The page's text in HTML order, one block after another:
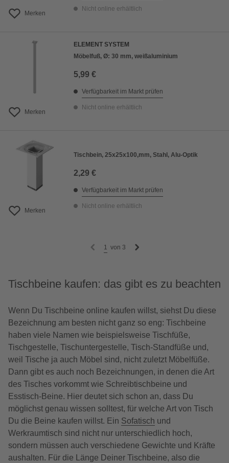
Merken
Nicht online erhältlich
Merken
ELEMENT SYSTEM
Möbelfuß, Ø: 30 mm, weißaluminium
5,99 €
Verfügbarkeit im Markt prüfen
Nicht online erhältlich
Merken
Tischbein, 25x25x100,mm, Stahl, Alu-Optik
2,29 €
Verfügbarkeit im Markt prüfen
Nicht online erhältlich
1 von 3
Tischbeine kaufen: das gibt es zu beachten
Wenn Du Tischbeine online kaufen willst, siehst Du diese
Bezeichnung am besten nicht ganz so eng: Tischbeine
haben viele Namen wie beispielsweise Tischfüße,
Tischgestelle, Tischuntergestelle, Tisch-Standfüße und,
weil Tische ja auch Möbel sind, nicht zuletzt Möbelfüße.
Dann gibt es auch noch Bezeichnungen, in denen die Art
des Tisches vorkommt wie Schreibtischbeine und
Esstisch-Beine. Hier deutet sich schon an, dass Du
möglichst genau wissen solltest, für welche Art von Tisch
Du die Beine kaufen willst. Ein Sofatisch und
Werkraumtisch sind nicht nur unterschiedlich hoch,
sondern müssen auch verschiedene Gewichte und Kräfte
aushalten. Für die Länge Deiner Tischbeine, also die